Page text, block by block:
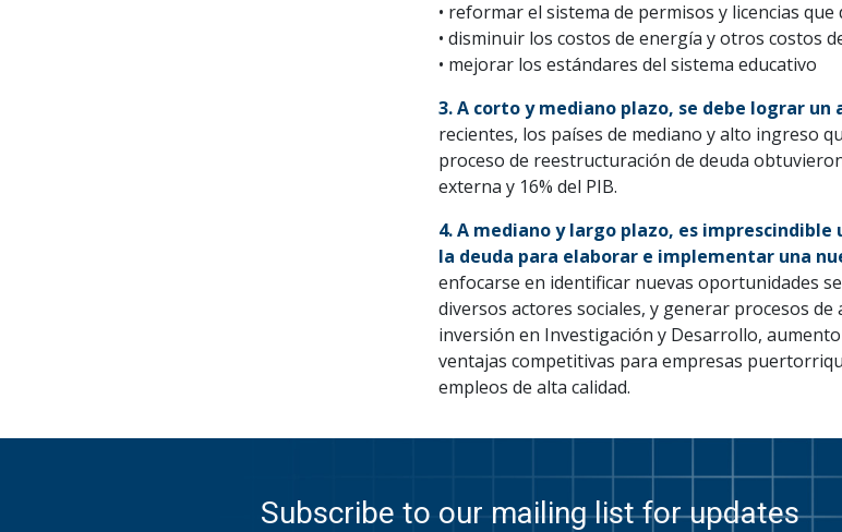
• reformar el sistema de permisos y licencias
• disminuir los costos de energía y otros costos
• mejorar los estándares del sistema educativo
3. A corto y mediano plazo, se debe lograr
recientes, los países de mediano y alto ingreso
proceso de reestructuración de deuda
externa y 16% del PIB.
4. A mediano y largo plazo, es
la deuda para elaborar e implementar una
enfocarse en identificar nuevas oportunidades
diversos actores sociales, y generar procesos
inversión en Investigación y Desarrollo,
ventajas competitivas para empresas
empleos de alta calidad.
Subscribe to our mailing list for updates